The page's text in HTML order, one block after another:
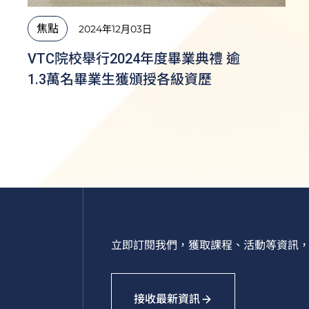
焦點 2024年12月03日
VTC院校舉行2024年度畢業典禮 逾
1.3萬名畢業生獲頒授各級資歷
立即訂閱我們，獲取課程、活動等資訊
接收最新資訊